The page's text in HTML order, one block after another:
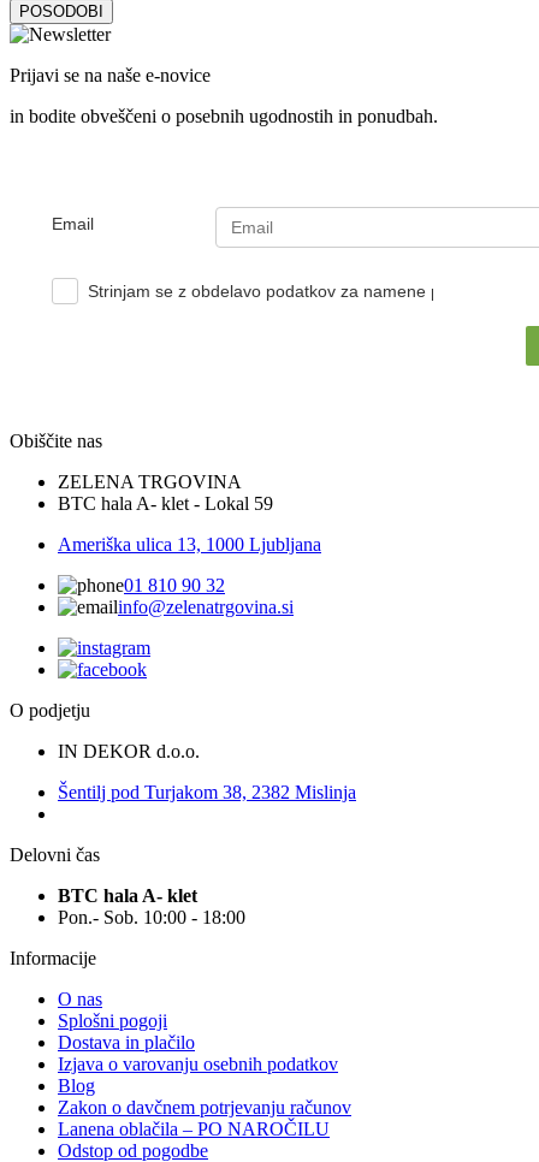
POSODOBI
Prijavi se na naše e-novice
in bodite obveščeni o posebnih ugodnostih in ponudbah.
Email
Strinjam se z obdelavo podatkov za namene pošiljanja e-
Obiščite nas
ZELENA TRGOVINA
BTC hala A- klet - Lokal 59
Ameriška ulica 13, 1000 Ljubljana
01 810 90 32
info@zelenatrgovina.si
O podjetju
IN DEKOR d.o.o.
Šentilj pod Turjakom 38, 2382 Mislinja
Delovni čas
BTC hala A- klet
Pon.- Sob. 10:00 - 18:00
Informacije
O nas
Splošni pogoji
Dostava in plačilo
Izjava o varovanju osebnih podatkov
Blog
Zakon o davčnem potrjevanju računov
Lanena oblačila – PO NAROČILU
Odstop od pogodbe